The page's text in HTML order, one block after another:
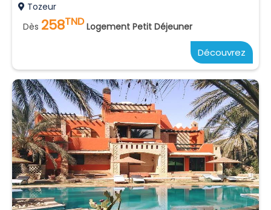
Tozeur
Dès 258TND Logement Petit Déjeuner
Découvrez